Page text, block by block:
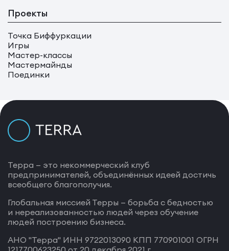
Проекты
Точка Биффуркации
Игры
Мастер-классы
Мастермайнды
Поединки
Терра — это некоммерческий клуб
предпринимателей, объединённых идеей достичь
всеобщего благополучия.
Глобальная миссией Терры — борьба с бедностью
и нереализованностью людей через обучение
людей построению бизнеса.
АНО "Терра" ИНН 9722013090 КПП 770901001 ОГРН